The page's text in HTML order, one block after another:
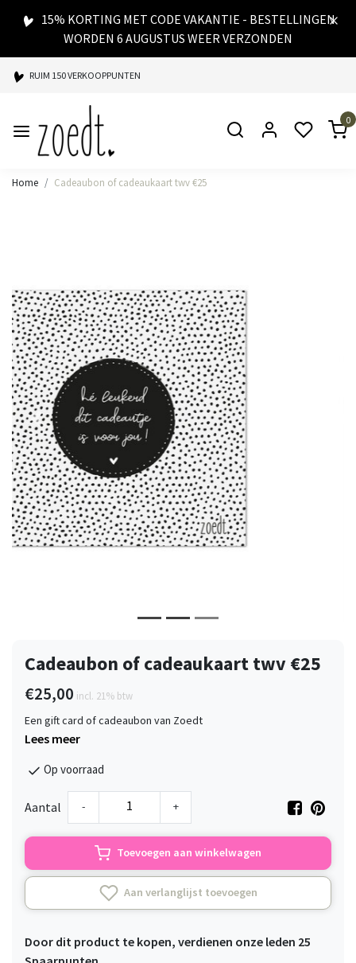
15% KORTING MET CODE VAKANTIE - BESTELLINGEN
WORDEN 6 AUGUSTUS WEER VERZONDEN
RUIM 150 VERKOOPPUNTEN
SPAARPUNTEN BIJ ELKE AANKOOP
SNELLE LEVERING
0
Home Cadeaubon of cadeaukaart twv €25
Vorige
Cadeaubon of cadeaukaart twv €25
€25,00 incl. 21% btw
Een gift card of cadeaubon van Zoedt
Lees meer
Op voorraad
Aantal - +
Toevoegen aan winkelwagen
Aan verlanglijst toevoegen
Door dit product te kopen, verdienen onze leden 25